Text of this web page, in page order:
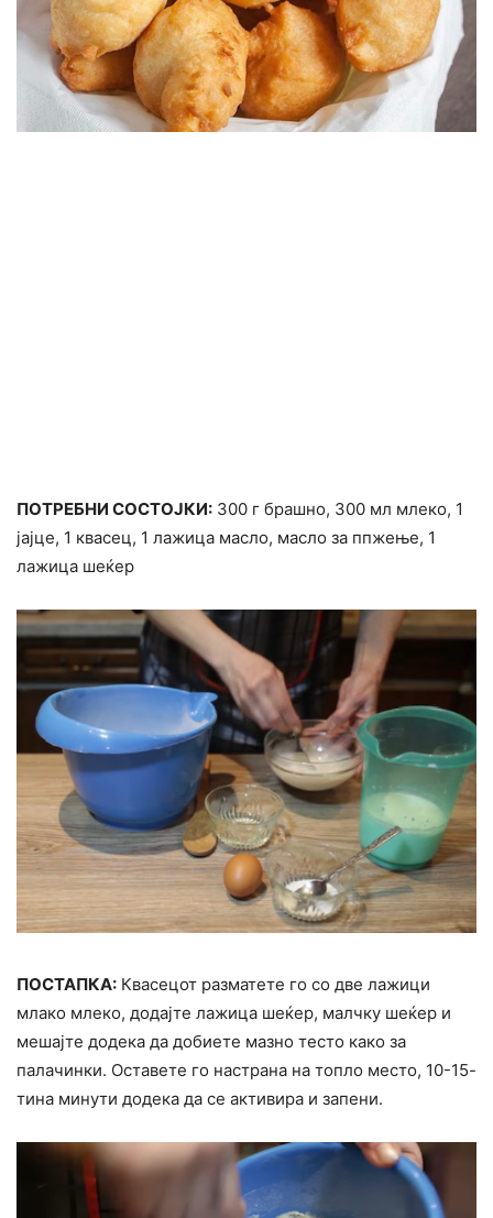
ПОТРЕБНИ СОСТОЈКИ: 300 г брашно, 300 мл млеко, 1
јајце, 1 квасец, 1 лажица масло, масло за ппжење, 1
лажица шеќер
ПОСТАПКА: Квасецот разматете го со две лажици
млако млеко, додајте лажица шеќер, малчку шеќер и
мешајте додека да добиете мазно тесто како за
палачинки. Оставете го настрана на топло место, 10-15-
тина минути додека да се активира и запени.